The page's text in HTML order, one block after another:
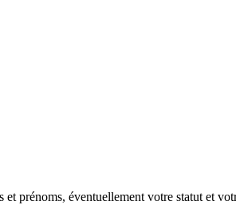
et prénoms, éventuellement votre statut et